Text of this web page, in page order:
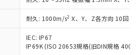
耐久: 1000m/s2 X、Y、Z各方向 10回
IEC: IP67
IP69K (ISO 20653規格(旧DIN規格
時点での実際の在庫および標
は異なる場合があることをご
さい。
期状況および標準価格はお客
引先、またはお客様担当のオ
1000ppm以下、ポリ臭化ビフェニル
以下、ポリ臭化ジフェニルエーテル類
以下、フタル酸ビス(2-エチルヘキシ
DOP) 1000ppm以下、フタル酸ブチ
） 1000ppm以下、フタル酸ジブチル
以下、フタル酸ジイソブチル
、 Hg(水銀) : 1000ppm、 Cd(カドミウ
) : 1000ppm、 PBBs(ポリ臭化ビフェ
、 PBDEs(ポリ臭化ジフェニルエーテ
ブチル) : 1000ppm、 DIBP(フタル酸ジ
、 BBP(フタル酸ブチルベンジ
の輸出許可(または役務取引許
得するなどの必要な手続きを
制貨物を破棄する場合は、完
するなど、違法に輸出されな
定数以上の在庫あり